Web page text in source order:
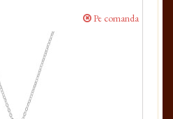
Pe comanda